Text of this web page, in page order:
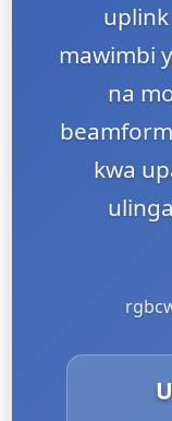
uplink
mawimbi
na
kwa